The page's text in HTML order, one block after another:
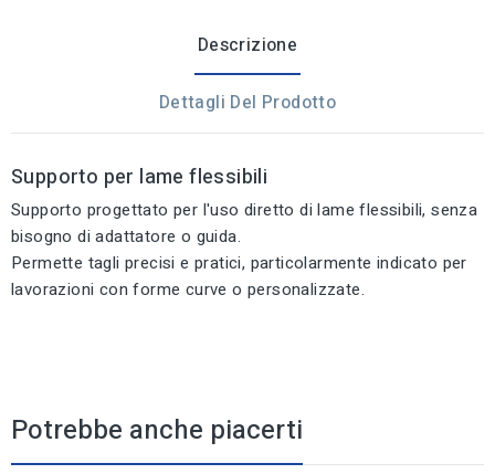
Descrizione
Dettagli Del Prodotto
Supporto per lame flessibili
Supporto progettato per l'uso diretto di lame flessibili, senza
bisogno di adattatore o guida.
Permette tagli precisi e pratici, particolarmente indicato per
lavorazioni con forme curve o personalizzate.
Potrebbe anche piacerti